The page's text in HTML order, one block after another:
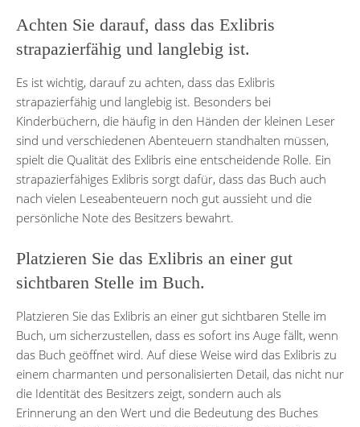
Achten Sie darauf, dass das Exlibris
strapazierfähig und langlebig ist.
Es ist wichtig, darauf zu achten, dass das Exlibris
strapazierfähig und langlebig ist. Besonders bei
Kinderbüchern, die häufig in den Händen der kleinen Leser
sind und verschiedenen Abenteuern standhalten müssen,
spielt die Qualität des Exlibris eine entscheidende Rolle. Ein
strapazierfähiges Exlibris sorgt dafür, dass das Buch auch
nach vielen Leseabenteuern noch gut aussieht und die
persönliche Note des Besitzers bewahrt.
Platzieren Sie das Exlibris an einer gut
sichtbaren Stelle im Buch.
Platzieren Sie das Exlibris an einer gut sichtbaren Stelle im
Buch, um sicherzustellen, dass es sofort ins Auge fällt, wenn
das Buch geöffnet wird. Auf diese Weise wird das Exlibris zu
einem charmanten und personalisierten Detail, das nicht nur
die Identität des Besitzers zeigt, sondern auch als
Erinnerung an den Wert und die Bedeutung des Buches